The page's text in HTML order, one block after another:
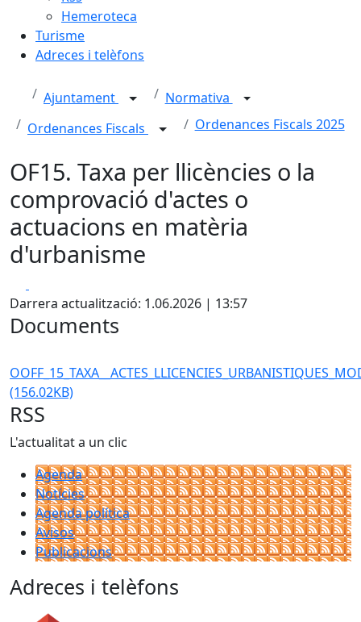
Hemeroteca
Turisme
Adreces i telèfons
Ajuntament
Normativa
Ordenances Fiscals
Ordenances Fiscals 2025
OF15. Taxa per llicències o la
comprovació d'actes o
actuacions en matèria
d'urbanisme
Darrera actualització: 1.06.2026 | 13:57
Documents
(156.02KB)
RSS
L'actualitat a un clic
Agenda
Notícies
Agenda política
Avisos
Publicacions
Adreces i telèfons